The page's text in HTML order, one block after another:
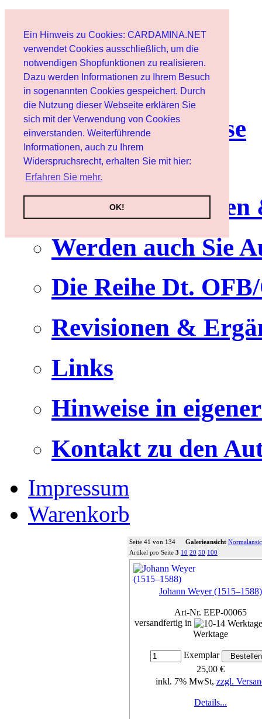
Ein Hinweis zu Cookies: CARDAMINA.NET
verwendet Cookies ausschließlich, um die
notwendigen Shopfunktionen zu realisieren.
Dazu werden Informationen zu Ihrem Besuch
in sogenannten Cookies gespeichert. Durch
die Nutzung dieser Webseite erklären Sie
sich mit der Verwendung von Cookies
einverstanden. Weiterführende
Informationen, auch zu Ihrem
Widerspruchsrecht, erhalten Sie mit hier:
Erfahren Sie mehr.
OK!
Benutzer
Newsletter
Nutzungshinweise
Service
Werden auch Sie
Die Reihe Dt.
Revisionen &
Links
Hinweise in
Kontakt zu den
Impressum
Warenkorb
Seite 41 von 134 Galerieansicht
Artikel pro Seite 3 10 20 50 100
Johann Weyer (1515–1588)
Art-Nr. EEP-00065
versandfertig in
Werktage
Exemplar
25,00 €
inkl. 7% MwSt, zzgl.
Details...